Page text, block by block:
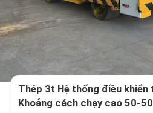
Thép 3t Hệ thống điều khiển
Khoảng cách chạy cao 50-